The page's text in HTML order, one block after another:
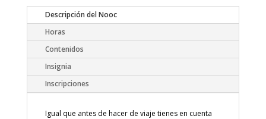
Descripción del Nooc
Horas
Contenidos
Insignia
Inscripciones
Igual que antes de hacer de viaje tienes en cuenta